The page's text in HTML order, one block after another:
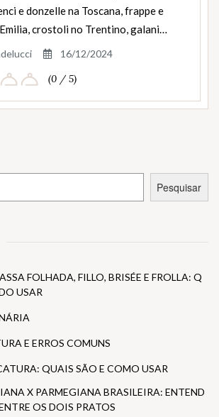
e donzelle na Toscana, frappe e
crostoli no Trentino, galani…
16/12/2024
(0 / 5)
Pesquisar
FOLHADA, FILLO, BRISÉE E FROLLA: Q
USAR
E ERROS COMUNS
QUAIS SÃO E COMO USAR
X PARMEGIANA BRASILEIRA: ENTEND
OS DOIS PRATOS